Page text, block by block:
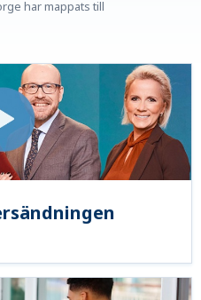
har mappats till